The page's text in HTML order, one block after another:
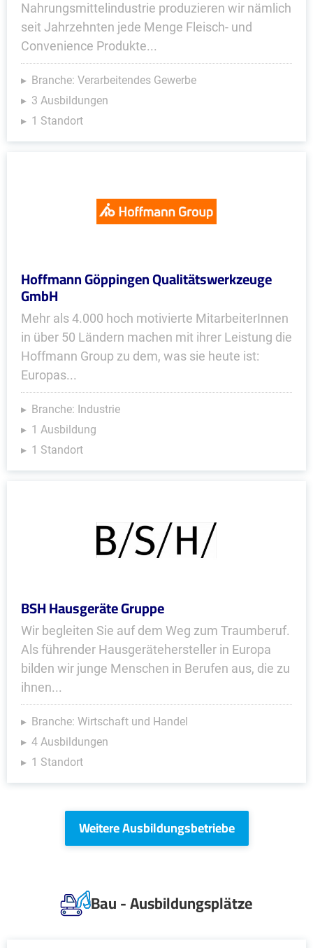
Nahrungsmittelindustrie produzieren wir nämlich
seit Jahrzehnten jede Menge Fleisch- und
Convenience Produkte...
Branche: Verarbeitendes Gewerbe
3 Ausbildungen
1 Standort
Hoffmann Göppingen Qualitätswerkzeuge
GmbH
Mehr als 4.000 hoch motivierte MitarbeiterInnen
in über 50 Ländern machen mit ihrer Leistung die
Hoffmann Group zu dem, was sie heute ist:
Europas...
Branche: Industrie
1 Ausbildung
1 Standort
BSH Hausgeräte Gruppe
Wir begleiten Sie auf dem Weg zum Traumberuf.
Als führender Hausgerätehersteller in Europa
bilden wir junge Menschen in Berufen aus, die zu
ihnen...
Branche: Wirtschaft und Handel
4 Ausbildungen
1 Standort
Weitere Ausbildungsbetriebe
Bau - Ausbildungsplätze